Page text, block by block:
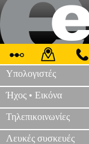
Υπολογιστές
Ήχος • Εικόνα
Τηλεπικοινωνίες
Λευκές συσκευές